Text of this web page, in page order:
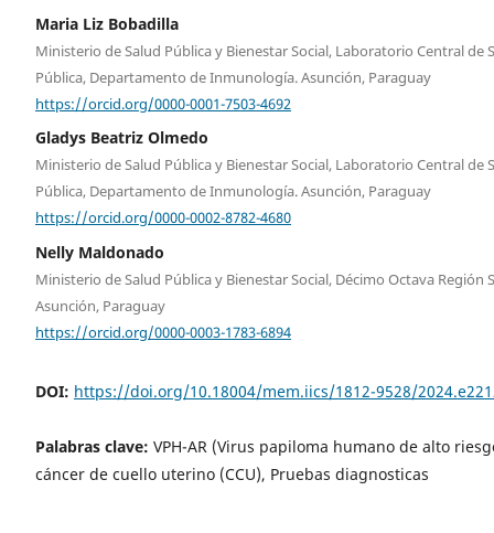
Maria Liz Bobadilla
Ministerio de Salud Pública y Bienestar Social, Laboratorio Central de
Pública, Departamento de Inmunología. Asunción, Paraguay
https://orcid.org/0000-0001-7503-4692
Gladys Beatriz Olmedo
Ministerio de Salud Pública y Bienestar Social, Laboratorio Central de
Pública, Departamento de Inmunología. Asunción, Paraguay
https://orcid.org/0000-0002-8782-4680
Nelly Maldonado
Ministerio de Salud Pública y Bienestar Social, Décimo Octava Región
Asunción, Paraguay
https://orcid.org/0000-0003-1783-6894
DOI: https://doi.org/10.18004/mem.iics/1812-9528/
Palabras clave: VPH-AR (Virus papiloma humano de alto
cáncer de cuello uterino (CCU), Pruebas diagnosticas